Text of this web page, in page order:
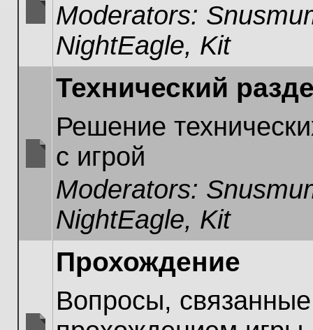
unread
Moderators:
NightEagle, Kit
unread
Технический
Решение
с игрой
Moderators:
NightEagle, Kit
Прохождение
Вопросы,